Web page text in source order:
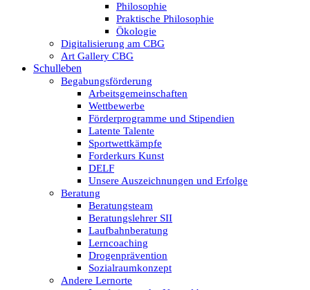
Philosophie
Praktische Philosophie
Ökologie
Digitalisierung am CBG
Art Gallery CBG
Schulleben
Begabungsförderung
Arbeitsgemeinschaften
Wettbewerbe
Förderprogramme und Stipendien
Latente Talente
Sportwettkämpfe
Forderkurs Kunst
DELF
Unsere Auszeichnungen und Erfolge
Beratung
Beratungsteam
Beratungslehrer SII
Laufbahnberatung
Lerncoaching
Drogenprävention
Sozialraumkonzept
Andere Lernorte